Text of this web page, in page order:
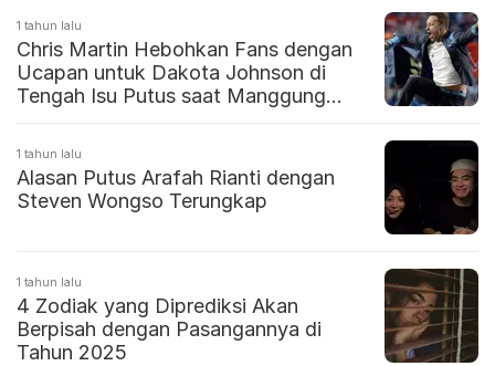
1 tahun lalu
Chris Martin Hebohkan Fans dengan
Ucapan untuk Dakota Johnson di
Tengah Isu Putus saat Manggung
1 tahun lalu
Alasan Putus Arafah Rianti dengan
Steven Wongso Terungkap
1 tahun lalu
4 Zodiak yang Diprediksi Akan
Berpisah dengan Pasangannya di
Tahun 2025